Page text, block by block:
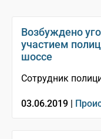
Возбуждено
участием
шоссе
Сотрудник
03.06.2019 |